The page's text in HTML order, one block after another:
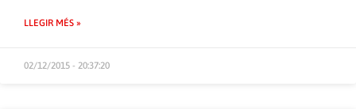
LLEGIR MÉS »
02/12/2015 - 20:37:20